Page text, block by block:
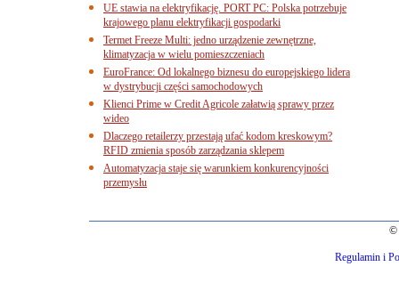
UE stawia na elektryfikację. PORT PC: Polska potrzebuje
krajowego planu elektryfikacji gospodarki
Termet Freeze Multi: jedno urządzenie zewnętrzne,
klimatyzacja w wielu pomieszczeniach
EuroFrance: Od lokalnego biznesu do europejskiego lidera
w dystrybucji części samochodowych
Klienci Prime w Credit Agricole załatwią sprawy przez
wideo
Dlaczego retailerzy przestają ufać kodom kreskowym?
RFID zmienia sposób zarządzania sklepem
Automatyzacja staje się warunkiem konkurencyjności
przemysłu
©
Regulamin i